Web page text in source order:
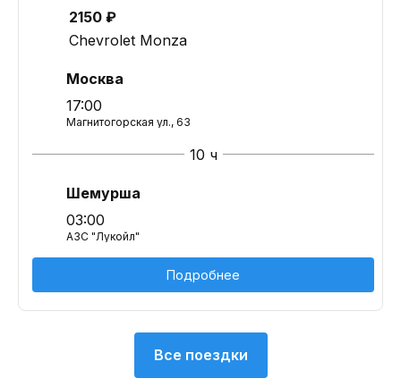
2150 ₽
Chevrolet Monza
Москва
17:00
Магнитогорская ул., 63
10 ч
Шемурша
03:00
АЗС "Лукойл"
Подробнее
Все поездки